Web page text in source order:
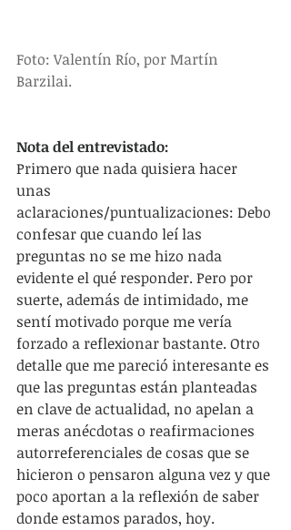
Foto: Valentín Río, por Martín
Barzilai.
Nota del entrevistado:
Primero que nada quisiera hacer
unas
aclaraciones/puntualizaciones: Debo
confesar que cuando leí las
preguntas no se me hizo nada
evidente el qué responder. Pero por
suerte, además de intimidado, me
sentí motivado porque me vería
forzado a reflexionar bastante. Otro
detalle que me pareció interesante es
que las preguntas están planteadas
en clave de actualidad, no apelan a
meras anécdotas o reafirmaciones
autorreferenciales de cosas que se
hicieron o pensaron alguna vez y que
poco aportan a la reflexión de saber
donde estamos parados, hoy.